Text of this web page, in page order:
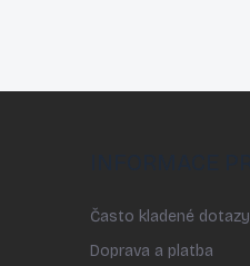
Často kladené dotazy
Doprava a platba